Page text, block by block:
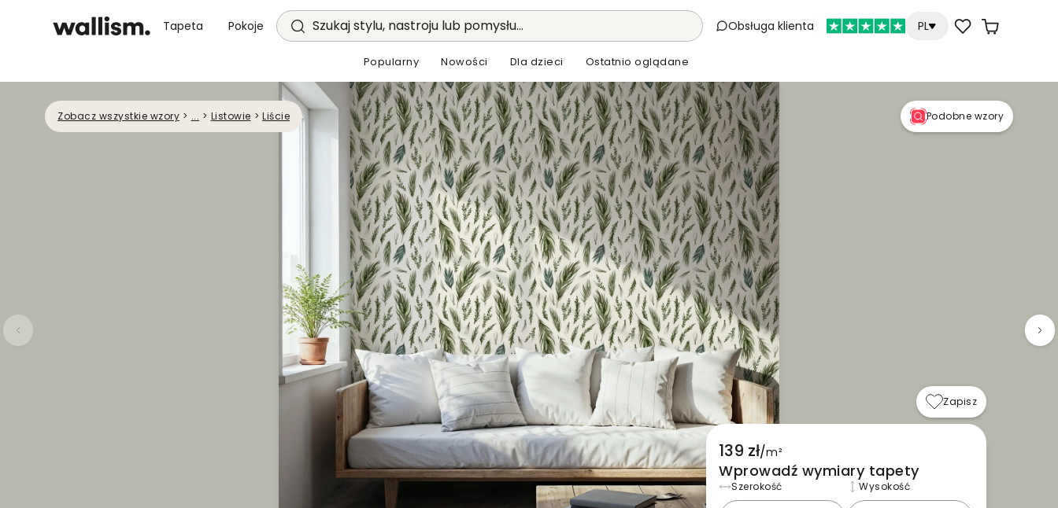
Tapeta Pokoje Szukaj stylu, nastroju lub pomysłu... Obsługa klienta PL
Popularny Nowości Dla dzieci Ostatnio oglądane
Zobacz wszystkie wzory > ... > Listowie > Liście Podobne wzory
Zapisz
139 zł/m²
Wprowadź wymiary tapety
Szerokość Wysokość